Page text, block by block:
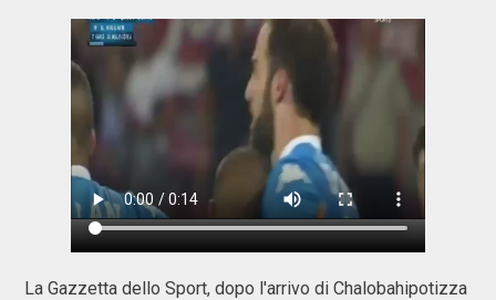
La Gazzetta dello Sport, dopo l'arrivo di Chalobahipotizza